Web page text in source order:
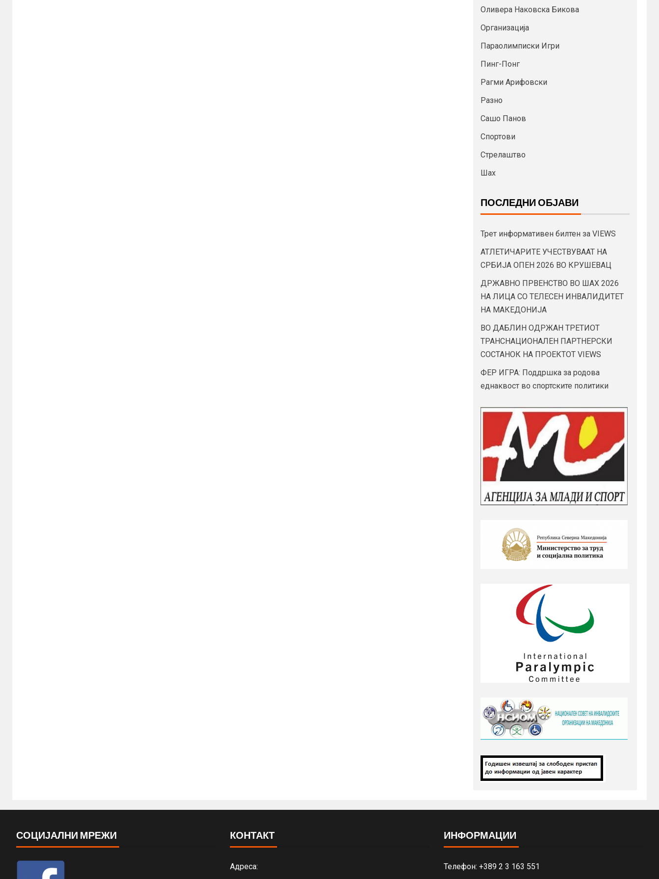
Оливера Наковска Бикова
Организација
Параолимписки Игри
Пинг-Понг
Рагми Арифовски
Разно
Сашо Панов
Спортови
Стрелаштво
Шах
ПОСЛЕДНИ ОБЈАВИ
Трет информативен билтен за VIEWS
АТЛЕТИЧАРИТЕ УЧЕСТВУВААТ НА
СРБИЈА ОПЕН 2026 ВО КРУШЕВАЦ
ДРЖАВНО ПРВЕНСТВО ВО ШАХ 2026
НА ЛИЦА СО ТЕЛЕСЕН ИНВАЛИДИТЕТ
НА МАКЕДОНИЈА
ВО ДАБЛИН ОДРЖАН ТРЕТИОТ
ТРАНСНАЦИОНАЛЕН ПАРТНЕРСКИ
СОСТАНОК НА ПРОЕКТОТ VIEWS
ФЕР ИГРА: Поддршка за родова
еднаквост во спортските политики
СОЦИЈАЛНИ МРЕЖИ КОНТАКТ
Адреса:
ИНФОРМАЦИИ
Телефон: +389 2 3 163 551